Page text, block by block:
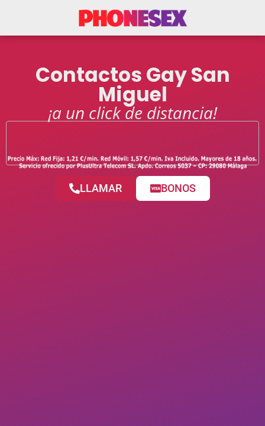
Contactos Gay San
Miguel
¡a un click de distancia!
LLAMAR BONOS